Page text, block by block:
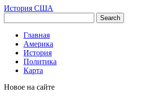
История США
Главная
Америка
История
Политика
Карта
Новое на сайте